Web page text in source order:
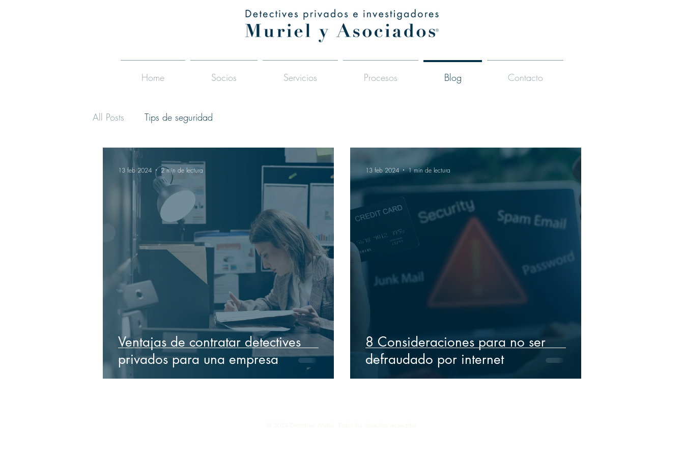
Home Socios Servicios Procesos Blog Contacto
All Posts Tips de seguridad
Ventajas de contratar detectives
privados para una empresa
13 feb 2024 2 min de lectura
8 Consideraciones para no ser
defraudado por internet
13 feb 2024 1 min de lectura